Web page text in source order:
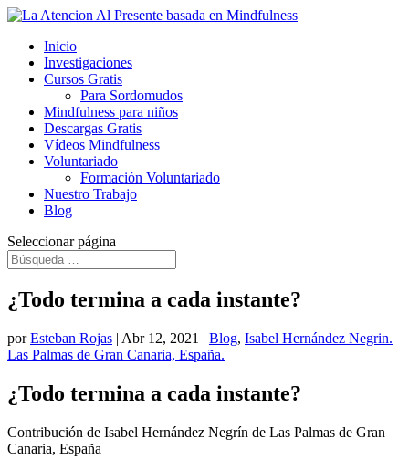
Inicio
Investigaciones
Cursos Gratis
Para Sordomudos
Mindfulness para niños
Descargas Gratis
Vídeos Mindfulness
Voluntariado
Formación Voluntariado
Nuestro Trabajo
Blog
Seleccionar página
¿Todo termina a cada instante?
porEsteban Rojas | Abr 12, 2021 | Blog, Isabel Hernández Negrin.
Las Palmas de Gran Canaria, España.
¿Todo termina a cada instante?
Contribución de Isabel Hernández Negrín de Las Palmas de Gran
Canaria, España